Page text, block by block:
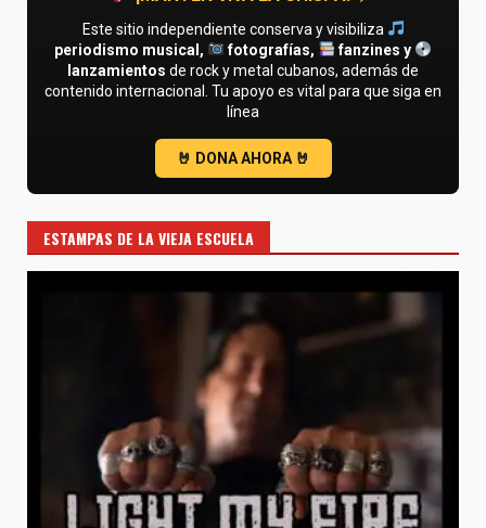
Este sitio independiente conserva y visibiliza
periodismo musical,
fotografías,
fanzines y
lanzamientos de rock y metal cubanos, además de
contenido internacional. Tu apoyo es vital para que siga en
línea
ESTAMPAS DE LA VIEJA ESCUELA